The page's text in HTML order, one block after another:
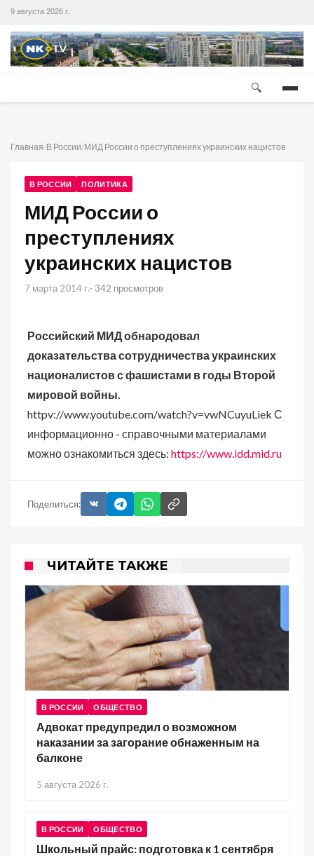
9 августа 2026 г.
🔍
Главная/В России/МИД России о преступлениях украинских нацистов
В РОССИИ ПОЛИТИКА
МИД России о
преступлениях
украинских нацистов
7 марта 2014 г.· 342 просмотров
Российский МИД обнародовал
доказательства сотрудничества украинских
националистов с фашистами в годы Второй
мировой войны.
httpv://www.youtube.com/watch?v=vwNCuyuLiek С
информационно - справочными материалами
можно ознакомиться здесь: https://www.idd.mid.ru
Поделиться:
ЧИТАЙТЕ ТАКЖЕ
В РОССИИ ОБЩЕСТВО
Адвокат предупредил о возможном
наказании за загорание обнаженным на
балконе
5 августа 2026 г.
В РОССИИ ОБЩЕСТВО
Школьный прайс: подготовка к 1 сентября